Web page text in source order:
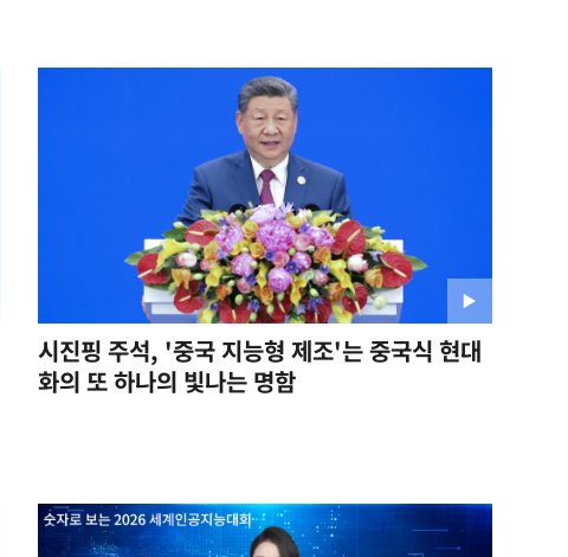
시진핑 주석, '중국 지능형 제조'는 중국식 현대
화의 또 하나의 빛나는 명함